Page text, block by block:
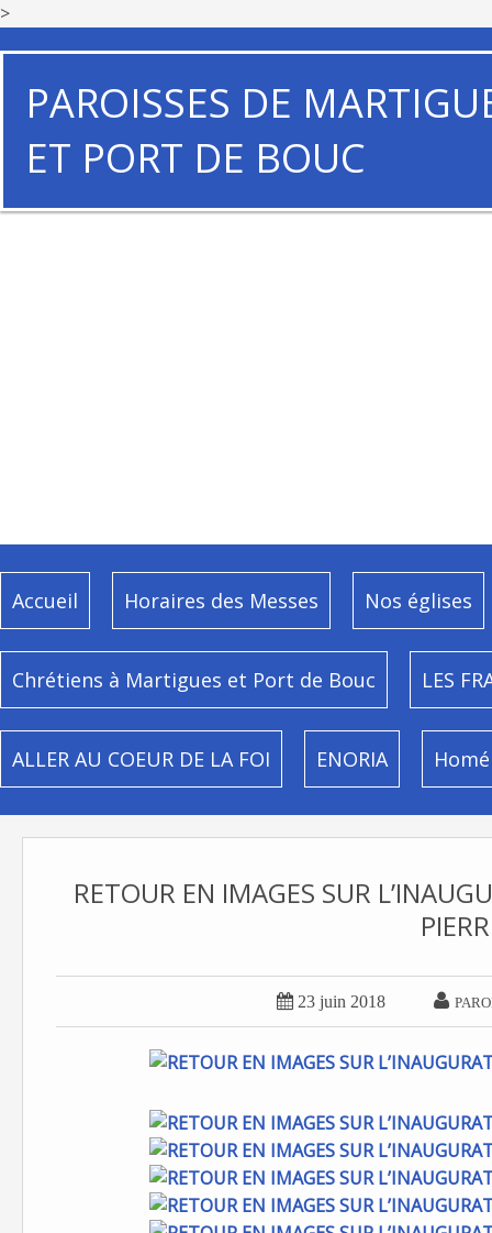
>
PAROISSES DE
ET PORT DE BOUC
Accueil Horaires des Messes Nos églises
Chrétiens à Martigues et Port de Bouc LES
ALLER AU COEUR DE LA FOI ENORIA
RETOUR EN IMAGES SUR
 23 juin 2018 